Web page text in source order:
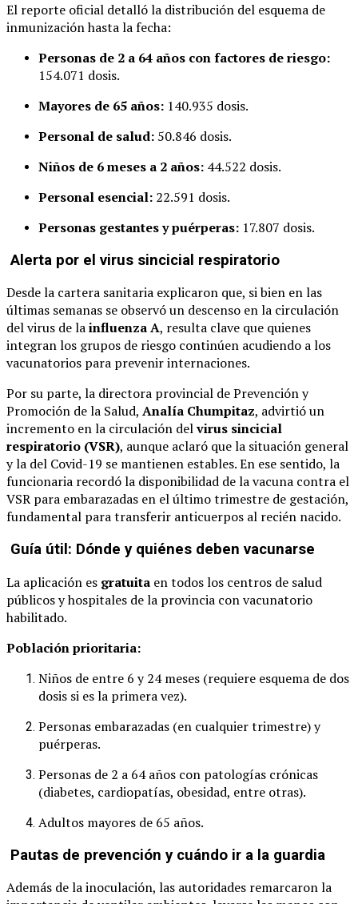
El reporte oficial detalló la distribución del esquema de
inmunización hasta la fecha:
Personas de 2 a 64 años con factores de riesgo:
154.071 dosis.
Mayores de 65 años: 140.935 dosis.
Personal de salud: 50.846 dosis.
Niños de 6 meses a 2 años: 44.522 dosis.
Personal esencial: 22.591 dosis.
Personas gestantes y puérperas: 17.807 dosis.
Alerta por el virus sincicial respiratorio
Desde la cartera sanitaria explicaron que, si bien en las
últimas semanas se observó un descenso en la circulación
del virus de lainfluenza A, resulta clave que quienes
integran los grupos de riesgo continúen acudiendo a los
vacunatorios para prevenir internaciones.
Por su parte, la directora provincial de Prevención y
Promoción de la Salud, Analía Chumpitaz, advirtió un
incremento en la circulación delvirus sincicial
respiratorio (VSR), aunque aclaró que la situación general
y la del Covid-19 se mantienen estables. En ese sentido, la
funcionaria recordó la disponibilidad de la vacuna contra el
VSR para embarazadas en el último trimestre de gestación,
fundamental para transferir anticuerpos al recién nacido.
Guía útil: Dónde y quiénes deben vacunarse
La aplicación es gratuita en todos los centros de salud
públicos y hospitales de la provincia con vacunatorio
habilitado.
Población prioritaria:
Niños de entre 6 y 24 meses (requiere esquema de dos
dosis si es la primera vez).
Personas embarazadas (en cualquier trimestre) y
puérperas.
Personas de 2 a 64 años con patologías crónicas
(diabetes, cardiopatías, obesidad, entre otras).
Adultos mayores de 65 años.
Pautas de prevención y cuándo ir a la guardia
Además de la inoculación, las autoridades remarcaron la